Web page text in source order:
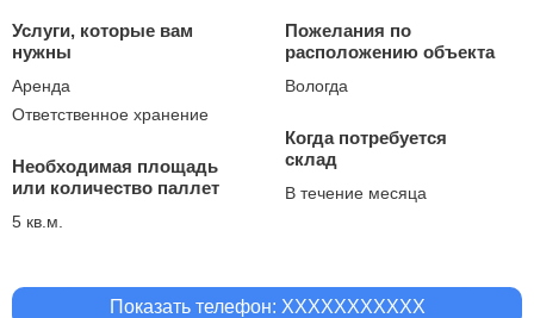
Услуги, которые вам
нужны
Аренда
Ответственное хранение
Необходимая площадь
или количество паллет
5 кв.м.
Пожелания по
расположению объекта
Вологда
Когда потребуется
склад
В течение месяца
Показать телефон: XXXXXXXXXXX